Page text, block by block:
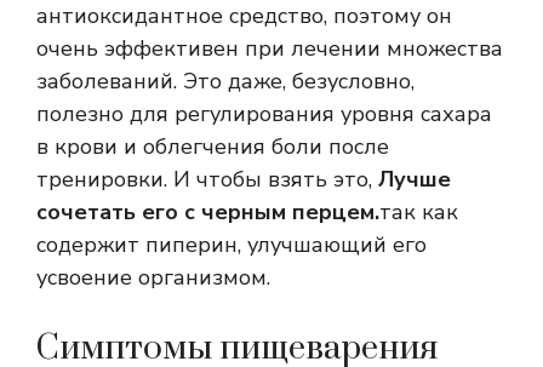
антиоксидантное средство, поэтому он
очень эффективен при лечении множества
заболеваний. Это даже, безусловно,
полезно для регулирования уровня сахара
в крови и облегчения боли после
тренировки. И чтобы взять это, Лучше
сочетать его с черным перцем.так как
содержит пиперин, улучшающий его
усвоение организмом.
Симптомы пищеварения